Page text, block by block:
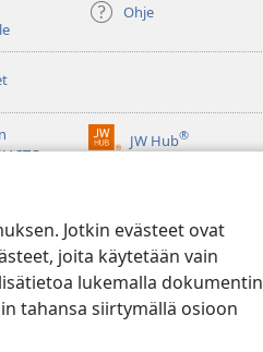
Jotkin evästeet ovat
joita käytetään vain
lukemalla dokumentin
tahansa siirtymällä osioon
Ohje
JW Hub®
(avaa